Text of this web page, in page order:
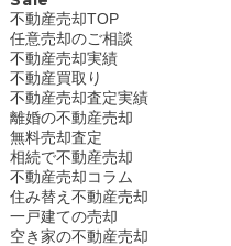
不動産売却TOP
任意売却のご相談
不動産売却実績
不動産買取り
不動産売却査定実績
離婚の不動産売却
無料売却査定
相続で不動産売却
不動産売却コラム
住み替え不動産売却
一戸建ての売却
空き家の不動産売却